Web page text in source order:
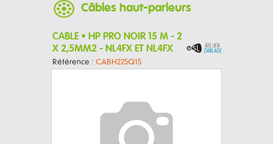
Câbles haut-parleurs
CABLE • HP PRO NOIR 15 M - 2
X 2,5MM2 - NL4FX ET NL4FX
Référence : CABH225Q15